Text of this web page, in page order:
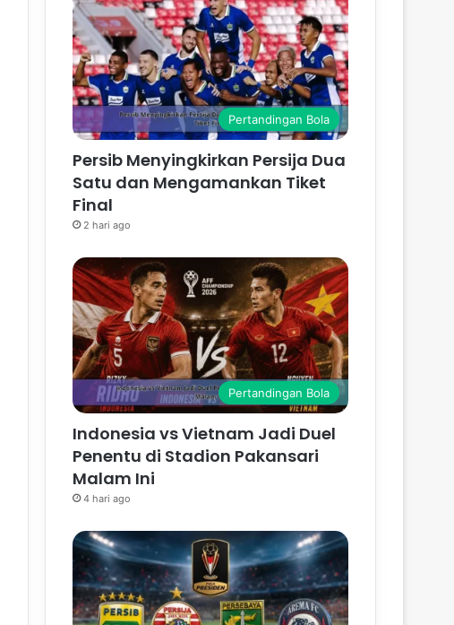
Pertandingan Bola
Persib Menyingkirkan Persija Dua
Satu dan Mengamankan Tiket
Final
2 hari ago
Pertandingan Bola
Indonesia vs Vietnam Jadi Duel
Penentu di Stadion Pakansari
Malam Ini
4 hari ago